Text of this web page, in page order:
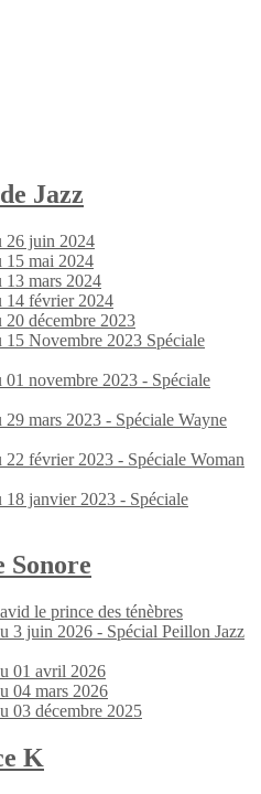
Jazz
26 juin 2024
15 mai 2024
13 mars 2024
14 février 2024
décembre 2023
15 Novembre 2023 Spéciale
novembre 2023 - Spéciale
mars 2023 - Spéciale Wayne
22 février 2023 - Spéciale Woman
18 janvier 2023 - Spéciale
Sonore
le prince des ténèbres
3 juin 2026 - Spécial Peillon Jazz
01 avril 2026
04 mars 2026
03 décembre 2025
K